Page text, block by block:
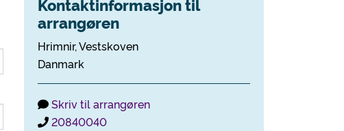
Kontaktinformasjon til
arrangøren
Hrimnir, Vestskoven
Danmark
Skriv til arrangøren
20840040